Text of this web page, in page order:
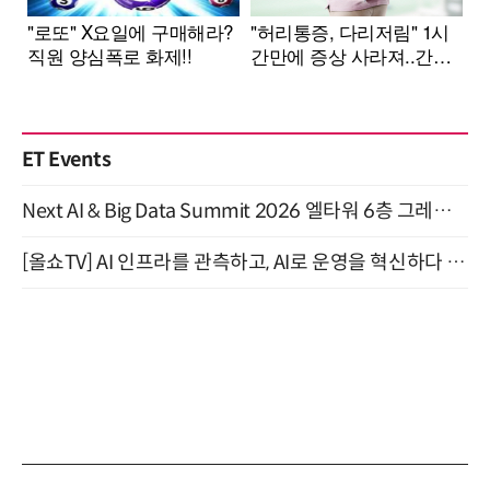
ET Events
Next AI & Big Data Summit 2026 엘타워 6층 그레이스홀 개최 (9/18)
[올쇼TV] AI 인프라를 관측하고, AI로 운영을 혁신하다 (8월 11일 생방송)